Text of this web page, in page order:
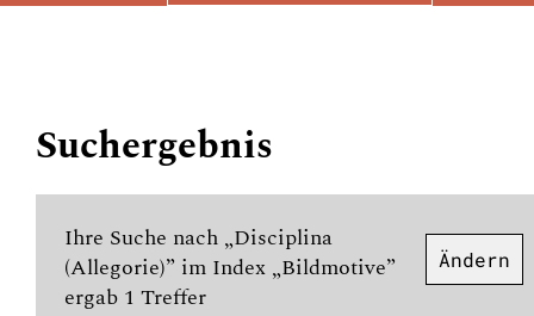
Suchergebnis
Ihre Suche nach „Disciplina
(Allegorie)” im Index „Bildmotive”
ergab 1 Treffer
Ändern